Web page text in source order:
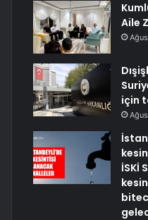
Aile
için
İSKİ